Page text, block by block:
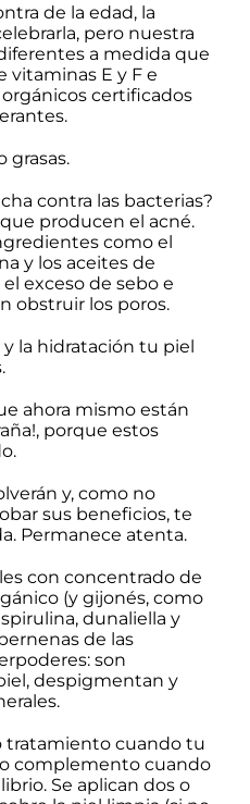
de la edad, la
pero nuestra
a medida que
vitaminas E y F e
certificados
grasas.
contra las bacterias?
producen el acné.
como el
y los aceites de
exceso de sebo e
obstruir los poros.
y la hidratación tu piel
ahora mismo están
porque estos
y, como no
sus beneficios, te
Permanece atenta.
con concentrado de
(y gijonés, como
dunaliella y
de las
son
despigmentan y
tratamiento cuando tu
complemento cuando
Se aplican dos o